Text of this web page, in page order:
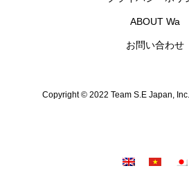
ABOUT Wa
お問い合わせ
Copyright © 2022 Team S.E Japan,